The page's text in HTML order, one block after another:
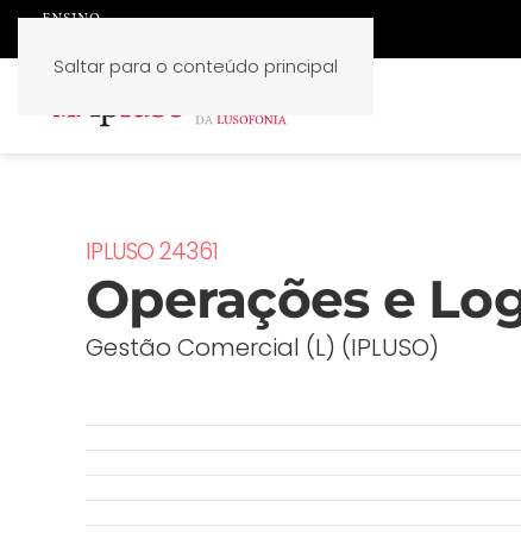
Saltar para o conteúdo principal
IPLUSO 24361
Operações e
Gestão Comercial (L) (IPLUSO)